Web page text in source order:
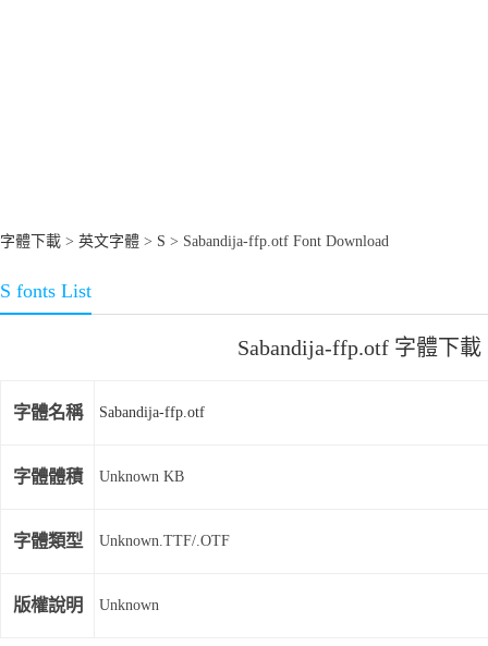
字體下載 > 英文字體 > S > Sabandija-ffp.otf Font Download
S fonts List
Sabandija-ffp.otf 字體下載
字體名稱 Sabandija-ffp.otf
字體體積 Unknown KB
字體類型 Unknown.TTF/.OTF
版權說明 Unknown